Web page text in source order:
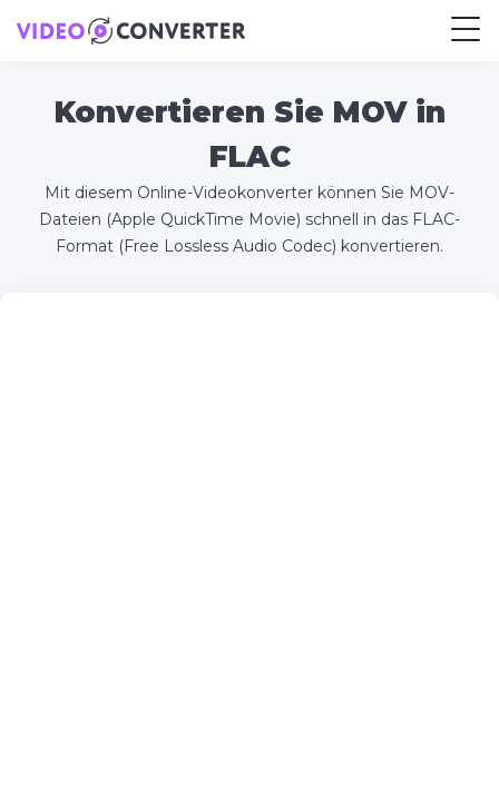
Konvertieren Sie MOV in
FLAC
Mit diesem Online-Videokonverter können Sie MOV-
Dateien (Apple QuickTime Movie) schnell in das FLAC-
Format (Free Lossless Audio Codec) konvertieren.